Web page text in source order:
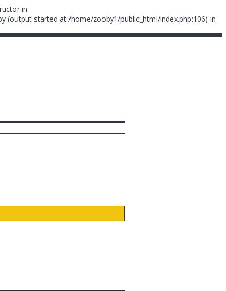
in
(output started at /home/zooby1/public_html/index.php:106) in